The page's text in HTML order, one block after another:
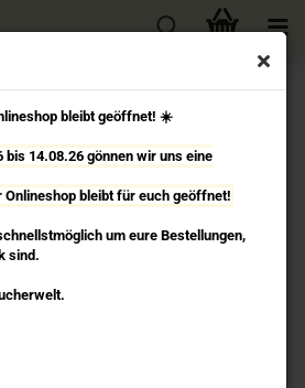
bleibt geöffnet! ☀️
bis 14.08.26 gönnen wir uns eine
Onlineshop bleibt für euch geöffnet!
um eure Bestellungen,
sind.
»
Letzter »
Duftkerze Yogi & Yogini